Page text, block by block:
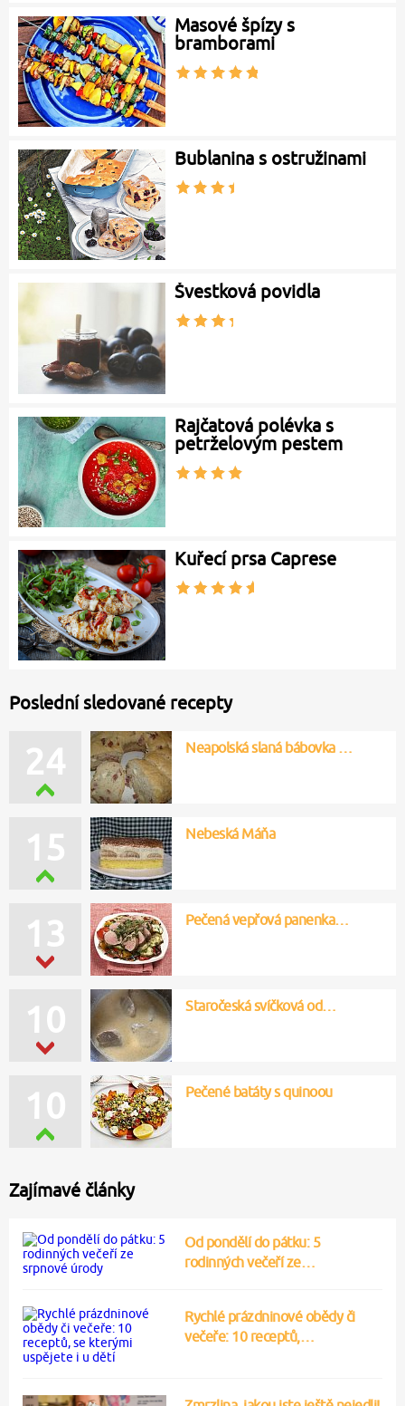
Masové špízy s
bramborami
Bublanina s ostružinami
Švestková povidla
Rajčatová polévka s
petrželovým pestem
Kuřecí prsa Caprese
Poslední sledované recepty
24 Neapolská slaná bábovka …
13 Pečená vepřová panenka…
15 Nebeská Máňa
10 Staročeská svíčková od…
10 Pečené batáty s quinoou
Zajímavé články
Od pondělí do pátku: 5
rodinných večeří ze…
Rychlé prázdninové obědy či
večeře: 10 receptů,…